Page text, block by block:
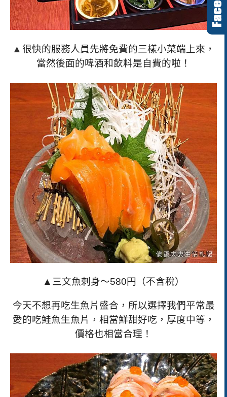
▲很快的服務人員先將免費的三樣小菜端上來，
當然後面的啤酒和飲料是自費的啦！
▲三文魚刺身～580円（不含稅）
今天不想再吃生魚片盛合，所以選擇我們平常最
愛的吃鮭魚生魚片，相當鮮甜好吃，厚度中等，
價格也相當合理！